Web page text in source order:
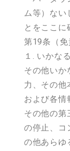
ム等）ない
とをここに
第19条（免
１. いかな
その他いか
力、その他
および各情
その他の第
の停止、コ
の他あらゆ